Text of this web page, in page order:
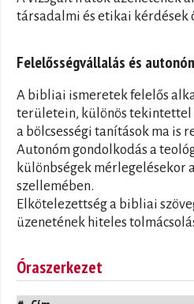
társadalmi és etikai kérdések
Felelősségvállalás és
A bibliai ismeretek felelős
területein, különös
a bölcsességi tanítások ma is
Autonóm gondolkodás a
különbségek mérlegelésekor
szellemében.
Elkötelezettség a bibliai
üzenetének hiteles
Óraszerkezet